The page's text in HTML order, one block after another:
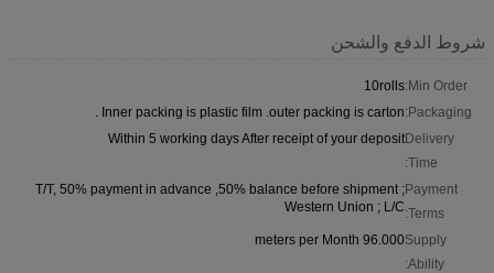
شروط الدفع والشحن
Min Order:
10rolls
Packaging:
Inner packing is plastic film .outer packing is carton .
Delivery
Time:
Within 5 working days After receipt of your deposit
Payment
Terms:
T/T, 50% payment in advance ,50% balance before shipment ;
Western Union ; L/C
Supply
Ability:
96.000 meters per Month